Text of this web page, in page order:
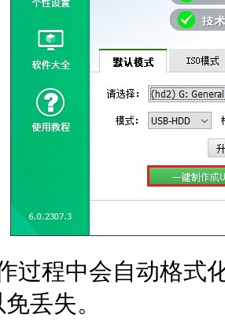
过程中会自动格式
丢失。